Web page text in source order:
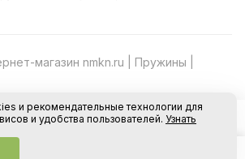
В корзину
магазин nmkn.ru | Пружины |
Конфиденциальность Оферта
и рекомендательные технологии для
и удобства пользователей. Узнать